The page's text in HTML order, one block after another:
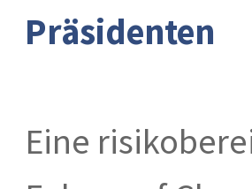
Präsidenten
Eine